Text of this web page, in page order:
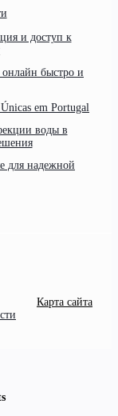
и доступ к
быстро и
em Portugal
воды в
для надежной
Карта сайта